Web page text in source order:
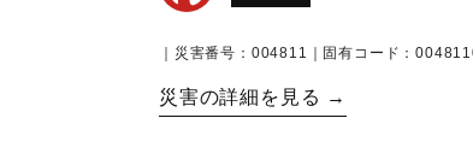
｜災害番号：004811｜固有コード：
災害の詳細を見る →